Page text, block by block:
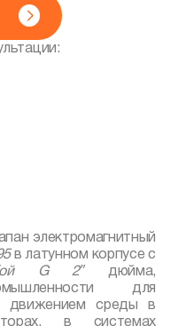
электромагнитный
в латунном корпусе с
G2″ дюйма,
для
движением среды в
в системах